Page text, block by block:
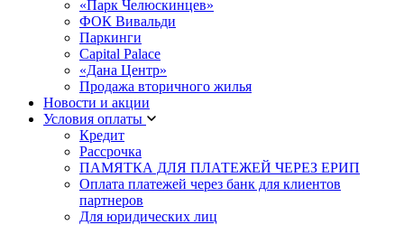
«Парк Челюскинцев»
ФОК Вивальди
Паркинги
Capital Palace
«Дана Центр»
Продажа вторичного жилья
Новости и акции
Условия оплаты
Кредит
Рассрочка
ПАМЯТКА ДЛЯ ПЛАТЕЖЕЙ ЧЕРЕЗ ЕРИП
Оплата платежей через банк для клиентов
партнеров
Для юридических лиц